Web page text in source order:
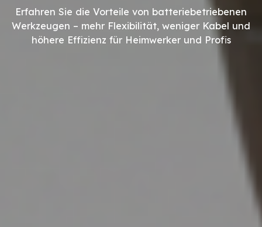
Erfahren Sie die Vorteile von batteriebetriebenen
Werkzeugen – mehr Flexibilität, weniger Kabel und
höhere Effizienz für Heimwerker und Profis